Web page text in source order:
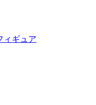
ィギュア